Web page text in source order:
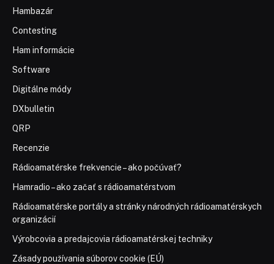
Hambazár
Contesting
Ham informácie
Software
Digitálne módy
DXbulletin
QRP
Recenzie
Rádioamatérske frekvencie – ako počúvať?
Hamradio – ako začať s rádioamatérstvom
Rádioamatérske portály a stránky národných rádioamatérskych
organizácií
Výrobcovia a predajcovia rádioamatérskej techniky
Zásady používania súborov cookie (EÚ)